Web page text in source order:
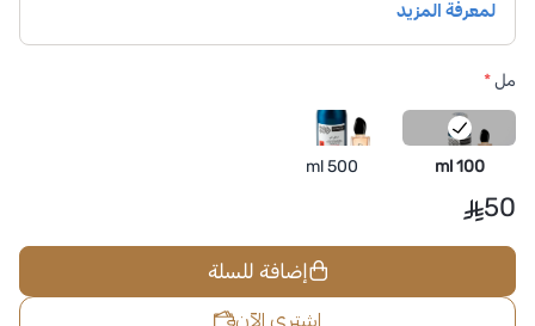
مل*
100 ml
500 ml
50
إضافة للسلة